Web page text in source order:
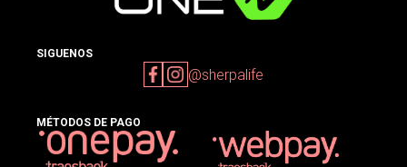
SIGUENOS
@sherpalife
MÉTODOS DE PAGO